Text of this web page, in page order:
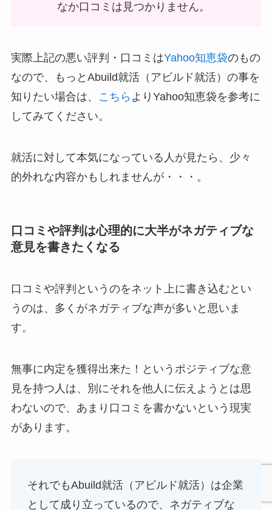
なか口コミは見つかりません。
実際上記の悪い評判・口コミはYahoo知恵袋のもの
なので、もっとAbuild就活（アビルド就活）の事を
知りたい場合は、
こちら よりYahoo知恵袋を参考に
してみてください。
就活に対して本気になっている人が見たら、少々
的外れな内容かもしれませんが・・・。
口コミや評判は心理的に大半がネガティブな
意見を書きたくなる
口コミや評判というのをネット上に書き込むとい
うのは、多くがネガティブな声が多いと思いま
す。
無事に内定を獲得出来た！というポジティブな意
見を持つ人は、別にそれを他人に伝えようとは思
わないので、あまり口コミを書かないという現実
があります。
それでもAbuild就活（アビルド就活）は企業
として成り立っているので、ネガティブな